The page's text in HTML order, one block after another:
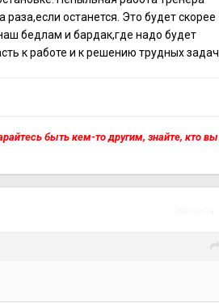
останется. Это будет скорее
бедлам и бардак,где надо будет
к работе и к решению трудных задач
быть кем-то другим, знайте, кто вы